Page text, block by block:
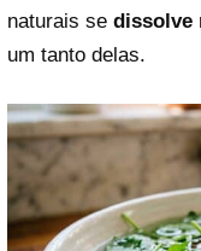
naturais se dissolve
um tanto delas.